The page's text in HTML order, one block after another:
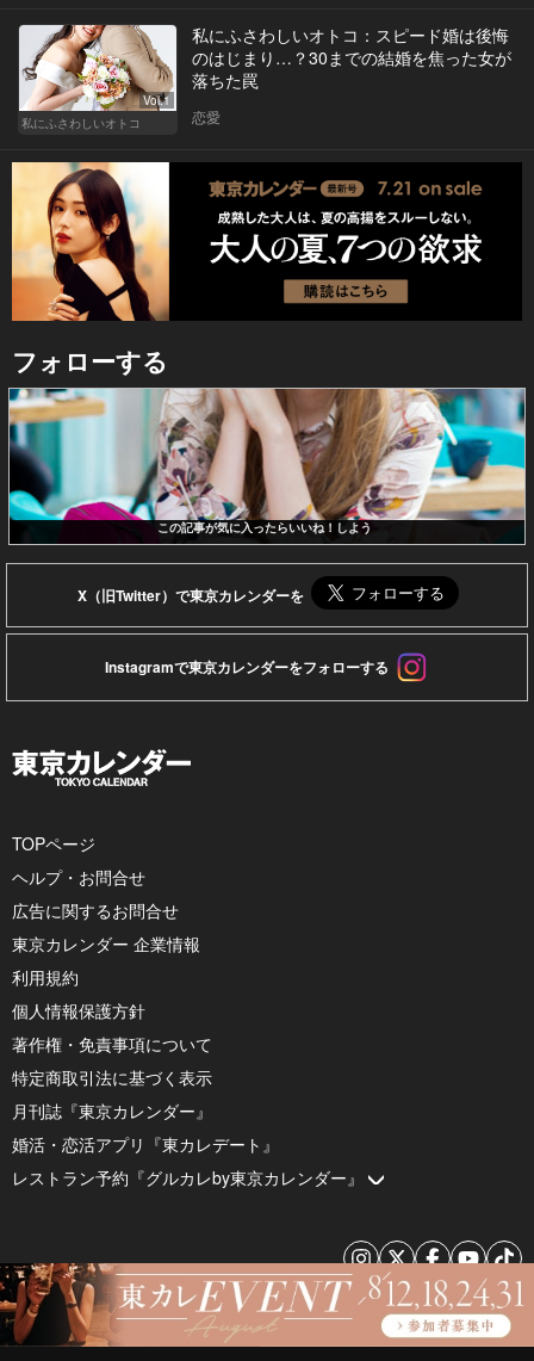
Vol.1
私にふさわしいオトコ
私にふさわしいオトコ：スピード婚は後悔
のはじまり…？30までの結婚を焦った女が
落ちた罠
恋愛
フォローする
この記事が気に入ったらいいね！しよう
X（旧Twitter）で東京カレンダーを
Instagramで東京カレンダーをフォローする
TOPページ
ヘルプ・お問合せ
広告に関するお問合せ
東京カレンダー 企業情報
利用規約
個人情報保護方針
著作権・免責事項について
特定商取引法に基づく表示
月刊誌『東京カレンダー』
婚活・恋活アプリ『東カレデート』
レストラン予約『グルカレby東京カレンダー』
© 2026 by Tokyo Calendar, Inc.